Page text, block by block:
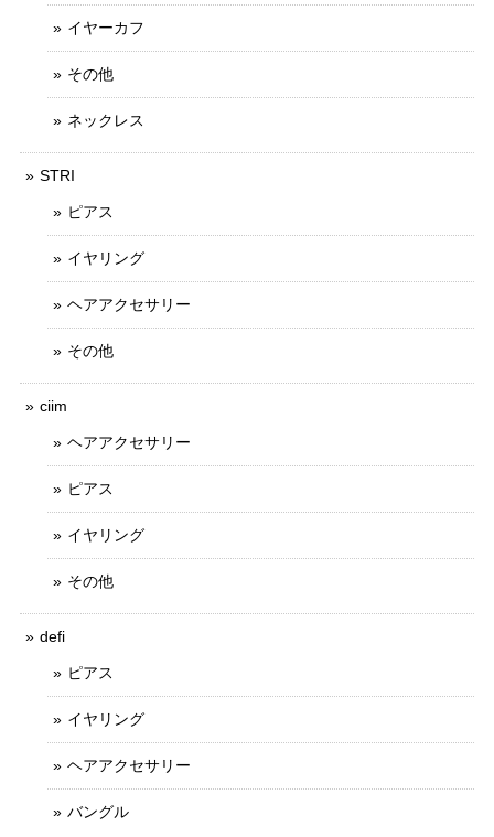
イヤーカフ
その他
ネックレス
STRI
ピアス
イヤリング
ヘアアクセサリー
その他
ciim
ヘアアクセサリー
ピアス
イヤリング
その他
defi
ピアス
イヤリング
ヘアアクセサリー
バングル